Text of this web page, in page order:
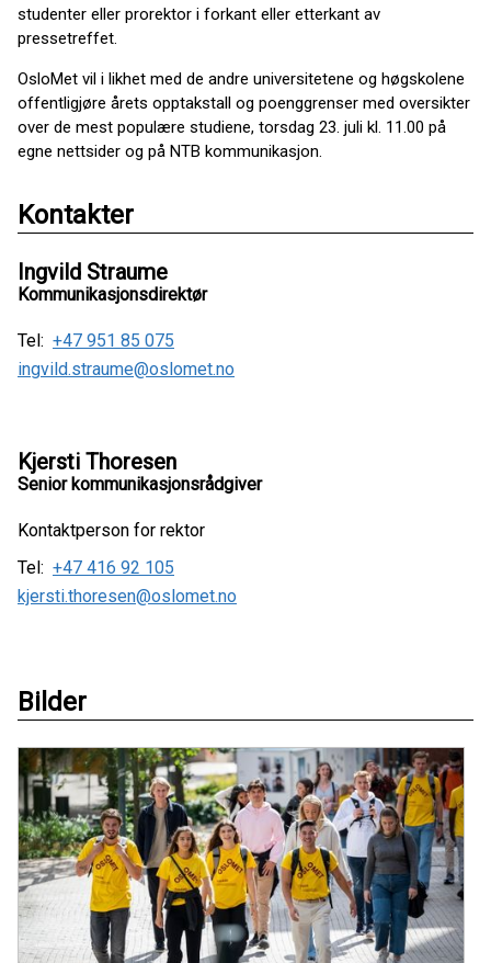
studenter eller prorektor i forkant eller etterkant av
pressetreffet.
OsloMet vil i likhet med de andre universitetene og høgskolene
offentligjøre årets opptakstall og poenggrenser med oversikter
over de mest populære studiene, torsdag 23. juli kl. 11.00 på
egne nettsider og på NTB kommunikasjon.
Kontakter
Ingvild Straume
Kommunikasjonsdirektør
Tel: +47 951 85 075
ingvild.straume@oslomet.no
Kjersti Thoresen
Senior kommunikasjonsrådgiver
Kontaktperson for rektor
Tel: +47 416 92 105
kjersti.thoresen@oslomet.no
Bilder